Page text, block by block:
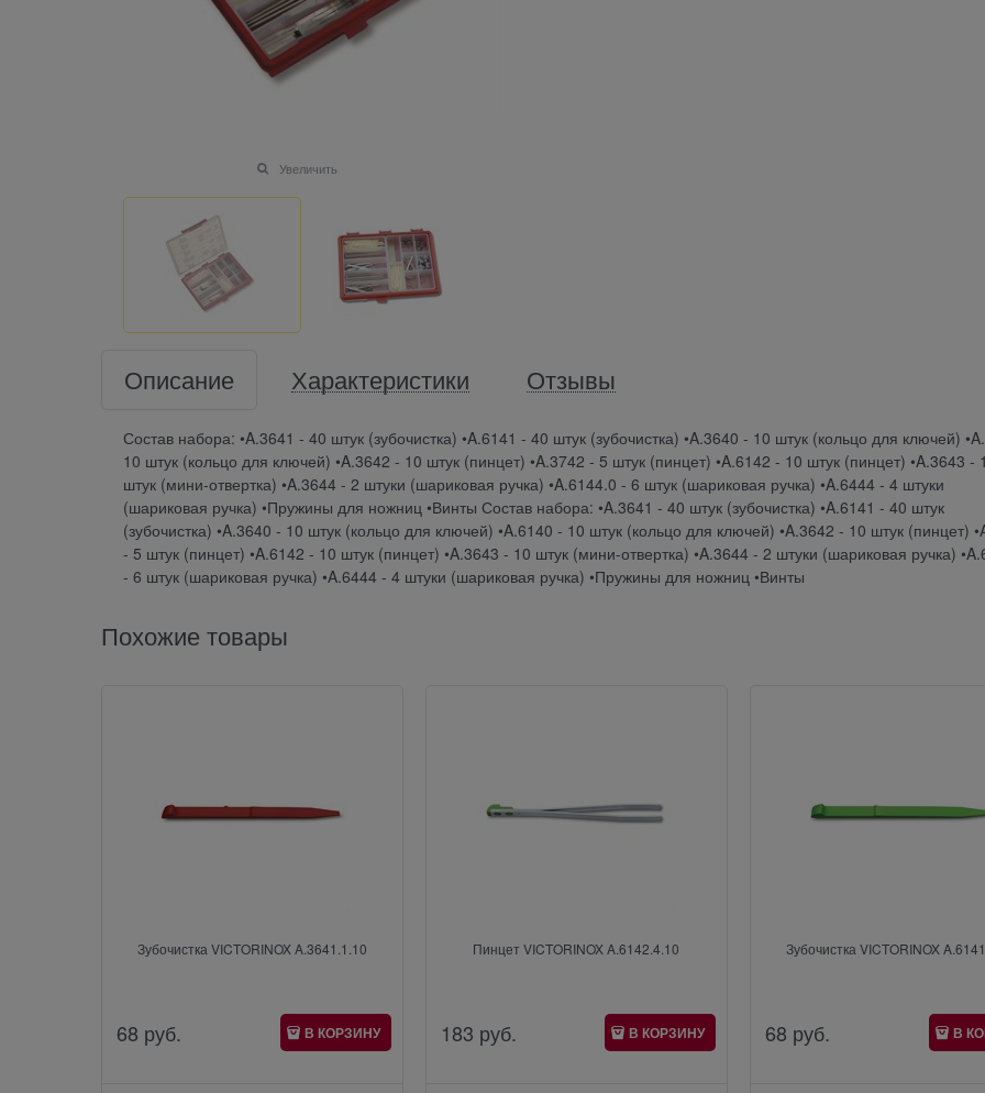
Увеличить
Описание Характеристики Отзывы
Состав набора: •A.3641 - 40 штук (зубочистка) •A.6141 - 40 штук (зубочистка) •A.3640 - 10 штук (кольцо для ключей)
10 штук (кольцо для ключей) •A.3642 - 10 штук (пинцет) •A.3742 - 5 штук (пинцет) •A.6142 - 10 штук (пинцет) •A.3643 -
штук (мини-отвертка) •A.3644 - 2 штуки (шариковая ручка) •A.6144.0 - 6 штук (шариковая ручка) •A.6444 - 4 штуки
(шариковая ручка) •Пружины для ножниц •Винты Состав набора: •A.3641 - 40 штук (зубочистка) •A.6141 - 40 штук
(зубочистка) •A.3640 - 10 штук (кольцо для ключей) •A.6140 - 10 штук (кольцо для ключей) •A.3642 - 10 штук (пинцет)
- 5 штук (пинцет) •A.6142 - 10 штук (пинцет) •A.3643 - 10 штук (мини-отвертка) •A.3644 - 2 штуки (шариковая ручка)
- 6 штук (шариковая ручка) •A.6444 - 4 штуки (шариковая ручка) •Пружины для ножниц •Винты
Похожие товары
Зубочистка VICTORINOX A.3641.1.10
68 руб. В КОРЗИНУ
Пинцет VICTORINOX A.6142.4.10
183 руб. В КОРЗИНУ
Зубочистка VICTORINOX
68 руб. В